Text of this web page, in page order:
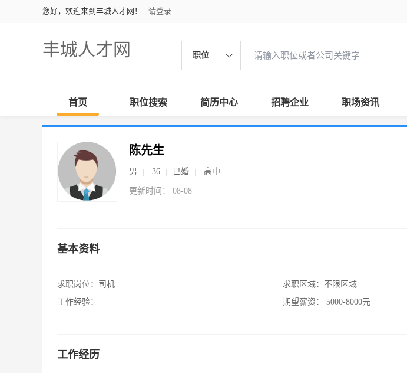
您好，欢迎来到丰城人才网！ 请登录
丰城人才网 职位
首页 职位搜索 简历中心 招聘企业 职场资讯
陈先生
男 36 已婚 高中
更新时间： 08-08
基本资料
求职岗位： 司机
工作经验：
求职区域： 不限区域
期望薪资：
5000-8000元
工作经历